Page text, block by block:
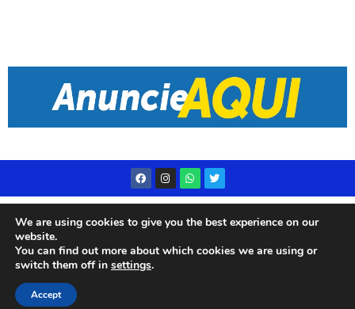
© 2023 Rádio Subae – Todos os direitos reservados
We are using cookies to give you the best experience on our
website.
You can find out more about which cookies we are using or
switch them off in settings.
Accept